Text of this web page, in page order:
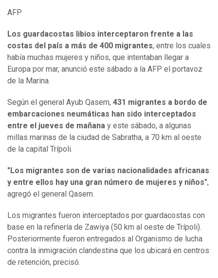
AFP
Los guardacostas libios interceptaron frente a las
costas del país a más de 400 migrantes, entre los cuales
había muchas mujeres y niños, que intentaban llegar a
Europa por mar, anunció este sábado a la AFP el portavoz
de la Marina.
Según el general Ayub Qasem, 431 migrantes a bordo de
embarcaciones neumáticas han sido interceptados
entre el jueves de mañana y este sábado, a algunas
millas marinas de la ciudad de Sabratha, a 70 km al oeste
de la capital Trípoli.
"Los migrantes son de varias nacionalidades africanas
y entre ellos hay una gran número de mujeres y niños",
agregó el general Qasem.
Los migrantes fueron interceptados por guardacostas con
base en la refinería de Zawiya (50 km al oeste de Trípoli).
Posteriormente fueron entregados al Organismo de lucha
contra la inmigración clandestina que los ubicará en centros
de retención, precisó.